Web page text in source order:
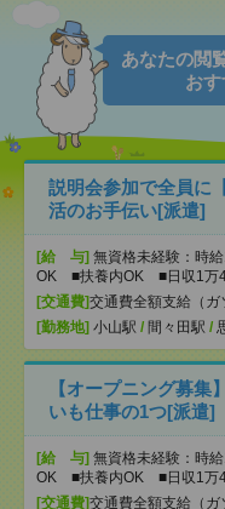
あなたの閲
お
説明会参加で全員に
活のお手伝い[派遣]
[給 与] 無資格未経験：時
OK ■扶養内OK ■日収1万
[交通費]交通費全額支給（ガ
[勤務地] 小山駅 / 間々田駅 /
【オープニング募集
いも仕事の1つ[派遣]
[給 与] 無資格未経験：時
OK ■扶養内OK ■日収1万
[交通費]交通費全額支給（ガ